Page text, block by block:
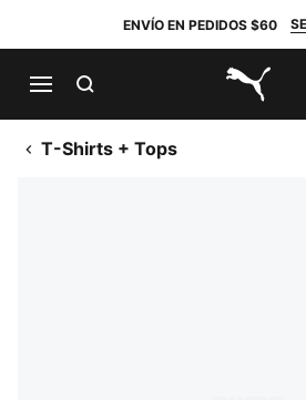
ENVÍO EN PEDIDOS $60
T-Shirts + Tops